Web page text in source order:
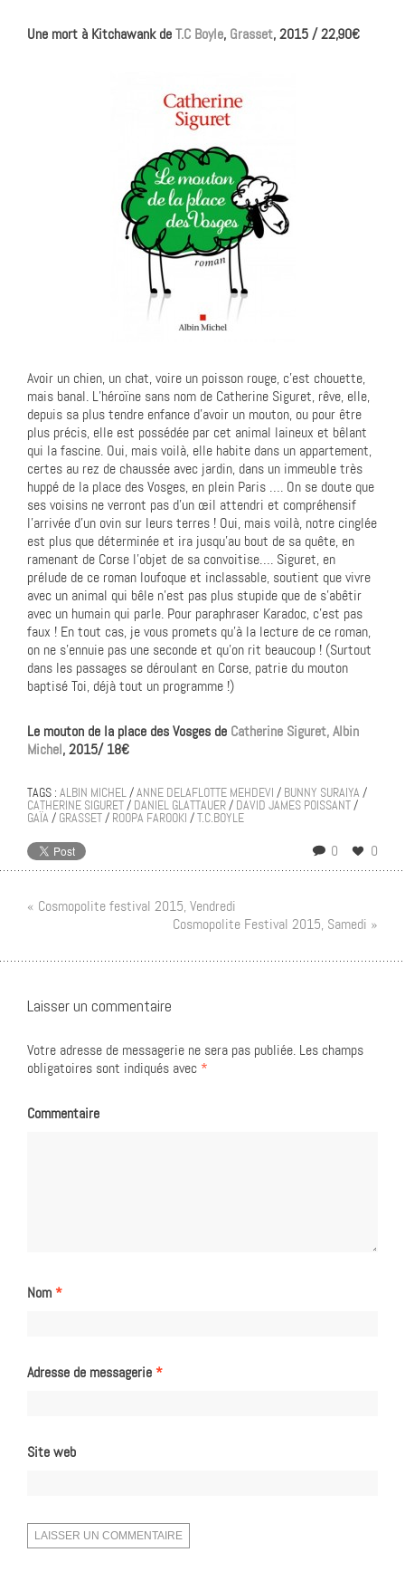
Une mort à Kitchawank deT.C Boyle, Grasset, 2015 / 22,90€
Avoir un chien, un chat, voire un poisson rouge, c’est chouette,
mais banal. L’héroïne sans nom de Catherine Siguret, rêve, elle,
depuis sa plus tendre enfance d’avoir un mouton, ou pour être
plus précis, elle est possédée par cet animal laineux et bêlant
qui la fascine. Oui, mais voilà, elle habite dans un appartement,
certes au rez de chaussée avec jardin, dans un immeuble très
huppé de la place des Vosges, en plein Paris …. On se doute que
ses voisins ne verront pas d’un œil attendri et compréhensif
l’arrivée d’un ovin sur leurs terres ! Oui, mais voilà, notre cinglée
est plus que déterminée et ira jusqu’au bout de sa quête, en
ramenant de Corse l’objet de sa convoitise…. Siguret, en
prélude de ce roman loufoque et inclassable, soutient que vivre
avec un animal qui bêle n’est pas plus stupide que de s’abêtir
avec un humain qui parle. Pour paraphraser Karadoc, c’est pas
faux ! En tout cas, je vous promets qu’à la lecture de ce roman,
on ne s’ennuie pas une seconde et qu’on rit beaucoup ! (Surtout
dans les passages se déroulant en Corse, patrie du mouton
baptisé Toi, déjà tout un programme !)
Le mouton de la place des Vosges de Catherine Siguret,Albin
Michel, 2015/ 18€
TAGS : ALBIN MICHEL/ANNE DELAFLOTTE MEHDEVI / BUNNY SURAIYA/
CATHERINE SIGURET/ DANIEL GLATTAUER/ DAVID JAMES POISSANT/
GAÏA/ GRASSET/ ROOPA FAROOKI /T.C.BOYLE
0 0
« Cosmopolite festival 2015, Vendredi
Cosmopolite Festival 2015, Samedi »
Laisser un commentaire
Votre adresse de messagerie ne sera pas publiée. Les champs
obligatoires sont indiqués avec *
Commentaire
Nom*
Adresse de messagerie*
Site web